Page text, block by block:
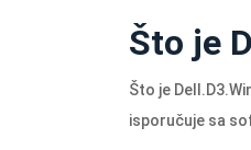
Što je
Što je
isporučuje sa